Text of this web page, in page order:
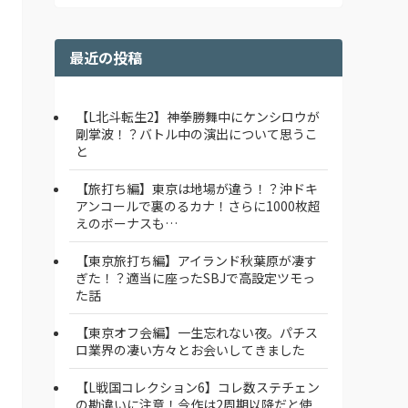
最近の投稿
【L北斗転生2】神拳勝舞中にケンシロウが
剛掌波！？バトル中の演出について思うこ
と
【旅打ち編】東京は地場が違う！？沖ドキ
アンコールで裏のるカナ！さらに1000枚超
えのボーナスも…
【東京旅打ち編】アイランド秋葉原が凄す
ぎた！？適当に座ったSBJで高設定ツモっ
た話
【東京オフ会編】一生忘れない夜。パチス
ロ業界の凄い方々とお会いしてきました
【L戦国コレクション6】コレ数ステチェン
の勘違いに注意！今作は2周期以降だと使